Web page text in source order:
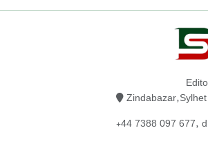
+44 7388 097 677,